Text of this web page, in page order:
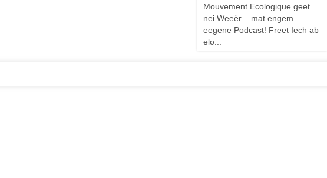
Mouvement Ecologique geet
nei Weeër – mat engem
eegene Podcast! Freet Iech ab
elo...